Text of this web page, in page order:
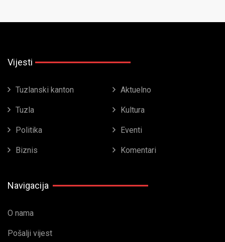
Vijesti
Tuzlanski kanton Aktuelno
Tuzla Kultura
Politika Eventi
Biznis Komentari
Navigacija
O nama
Pošalji vijest